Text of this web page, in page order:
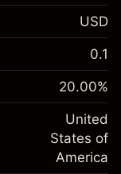
$1,000.00
-0.021596
(-$1.08)
$5,000.00
$1,000.00
-0.000626
(-$0.03)
USD
0.1
20.00%
United
States of
America